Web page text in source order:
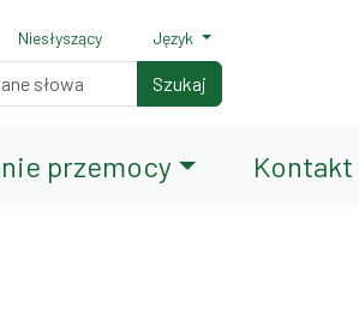
150%
czcionki 200%
Niesłyszący Język
Szukaj
przemocy Kontakt